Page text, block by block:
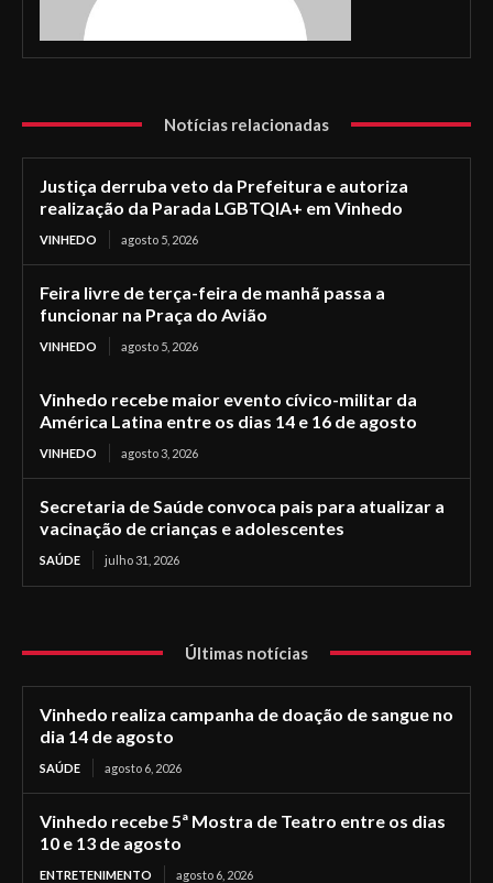
Notícias relacionadas
Justiça derruba veto da Prefeitura e autoriza
realização da Parada LGBTQIA+ em Vinhedo
VINHEDO agosto 5, 2026
Feira livre de terça-feira de manhã passa a
funcionar na Praça do Avião
VINHEDO agosto 5, 2026
Vinhedo recebe maior evento cívico-militar da
América Latina entre os dias 14 e 16 de agosto
VINHEDO agosto 3, 2026
Secretaria de Saúde convoca pais para atualizar a
vacinação de crianças e adolescentes
SAÚDE julho 31, 2026
Últimas notícias
Vinhedo realiza campanha de doação de sangue no
dia 14 de agosto
SAÚDE agosto 6, 2026
Vinhedo recebe 5ª Mostra de Teatro entre os dias
10 e 13 de agosto
ENTRETENIMENTO agosto 6, 2026